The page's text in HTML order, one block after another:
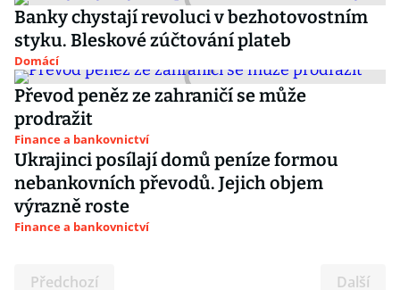
Banky chystají revoluci v bezhotovostním
styku. Bleskové zúčtování plateb
Domácí
Převod peněz ze zahraničí se může
prodražit
Finance a bankovnictví
Ukrajinci posílají domů peníze formou
nebankovních převodů. Jejich objem
výrazně roste
Finance a bankovnictví
Předchozí Další